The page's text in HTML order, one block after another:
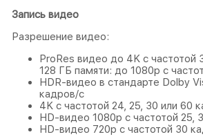
Запись видео
Разрешение видео:
ProRes видео до 4K с частотой
128 ГБ памяти: до 1080p с
HDR‑видео в стандарте Dolby
кадров/ с
4K с частотой 24, 25, 30 или 60
HD-видео 1080p с частотой 25,
HD-видео 720p с частотой 30